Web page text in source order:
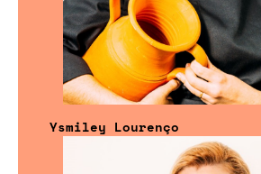
Ysmiley Lourenço